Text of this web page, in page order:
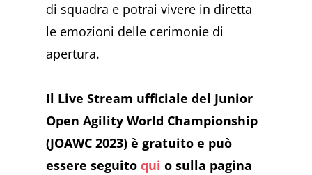
di squadra e potrai vivere in diretta
le emozioni delle cerimonie di
apertura.
Il Live Stream ufficiale del Junior
Open Agility World Championship
(JOAWC 2023) è gratuito e può
essere seguitoqui o sulla pagina